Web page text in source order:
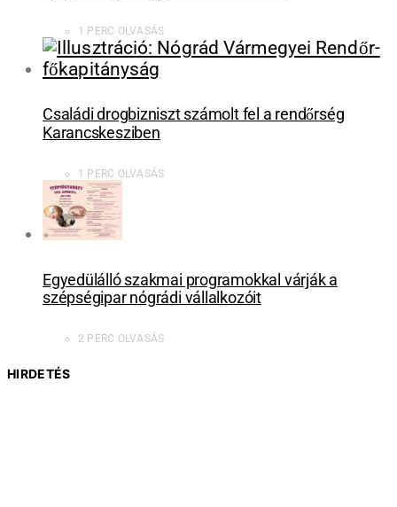
1 PERC OLVASÁS
Családi drogbizniszt számolt fel a rendőrség
Karancskesziben
1 PERC OLVASÁS
Egyedülálló szakmai programokkal várják a
szépségipar nógrádi vállalkozóit
2 PERC OLVASÁS
HIRDETÉS